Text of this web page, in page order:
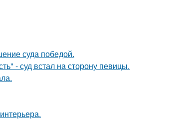
суда победой.
- суд встал на сторону певицы.